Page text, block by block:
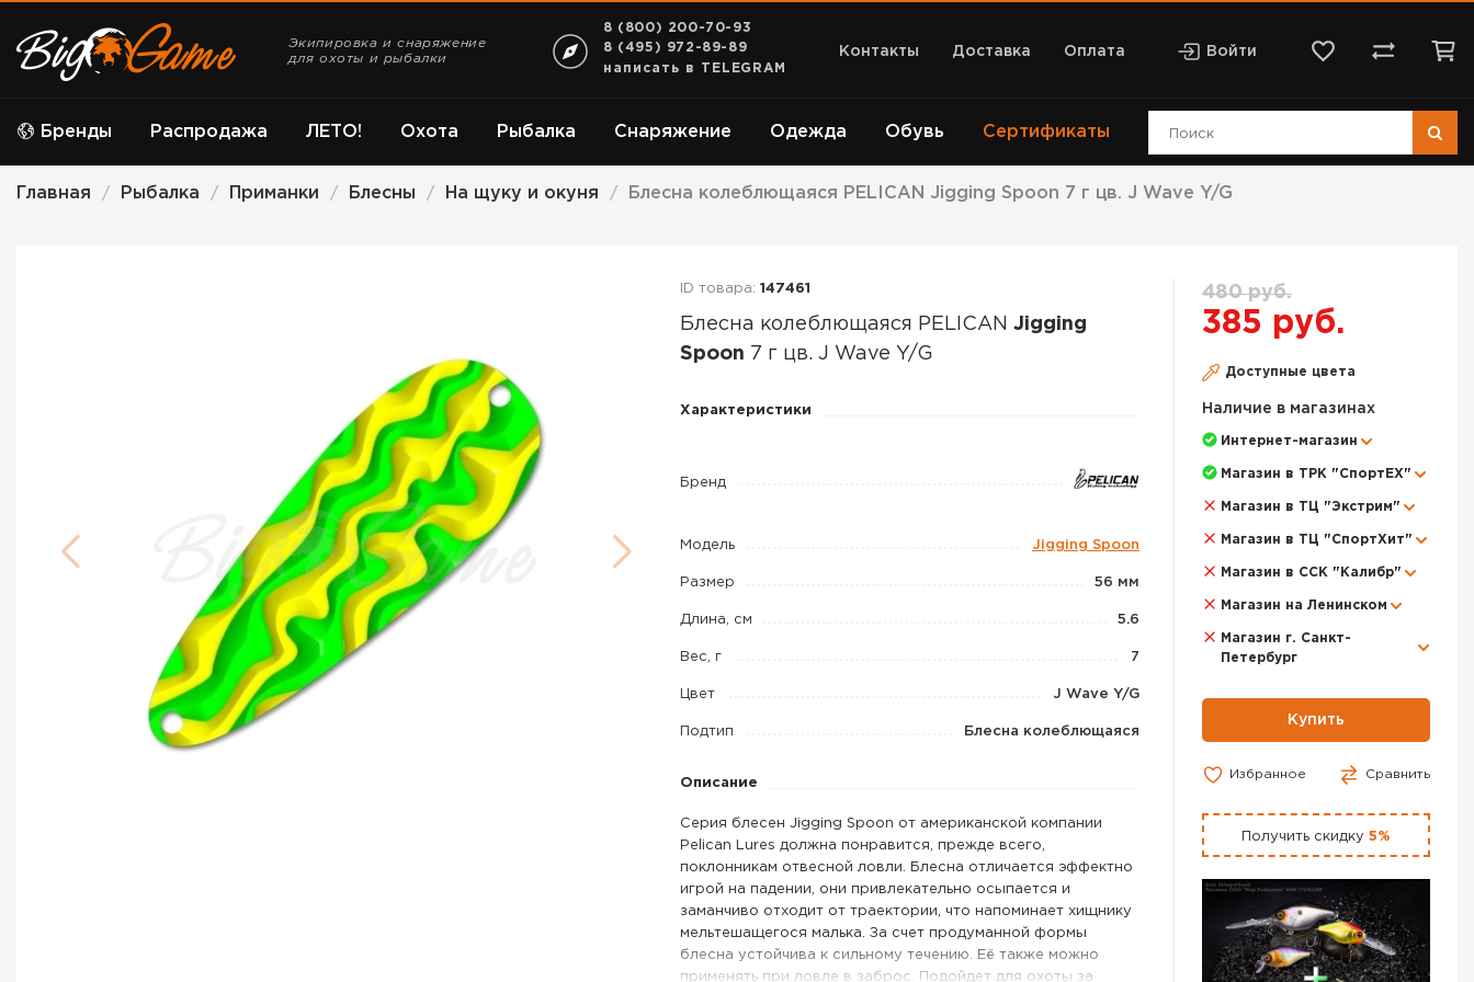
Экипировка и снаряжение
для охоты и рыбалки
8 (800) 200-70-93
8 (495) 972-89-89
написать в TELEGRAM
Контакты Доставка Оплата Войти
Бренды ЛЕТО! Охота Рыбалка Снаряжение Одежда Обувь
Распродажа Сертификаты
Главная / Рыбалка / Приманки / Блесны / На щуку и окуня / Блесна колеблющаяся PELICAN Jigging Spoon 7 г цв. J Wave Y/G
ID товара: 147461
Блесна колеблющаяся PELICAN Jigging
Spoon 7 г цв. J Wave Y/G
Блесна
Jigging
7
г
J
Wave
Y/G
Характеристики
Бренд
Модель Jigging Spoon
Размер 56 мм
Длина, см 5.6
Вес, г 7
Цвет J Wave Y/G
Подтип Блесна колеблющаяся
Описание
Серия блесен Jigging Spoon от американской компании
Pelican Lures должна понравится, прежде всего,
поклонникам отвесной ловли. Блесна отличается эффектно
игрой на падении, они привлекательно осыпается и
заманчиво отходит от траектории, что напоминает хищнику
мельтешащегося малька. За счет продуманной формы
блесна устойчива к сильному течению. Её также можно
применять при ловле в заброс. Подойдет для охоты за
480 руб.
385 руб.
Доступные цвета
Наличие в магазинах
Интернет-магазин
Магазин в ТРК "СпортЕХ"
Магазин в ТЦ "Экстрим"
Магазин в ТЦ "СпортХит"
Магазин в ССК "Калибр"
Магазин на Ленинском
Магазин г. Санкт-
Петербург
Купить
Избранное Сравнить
Получить скидку 5%